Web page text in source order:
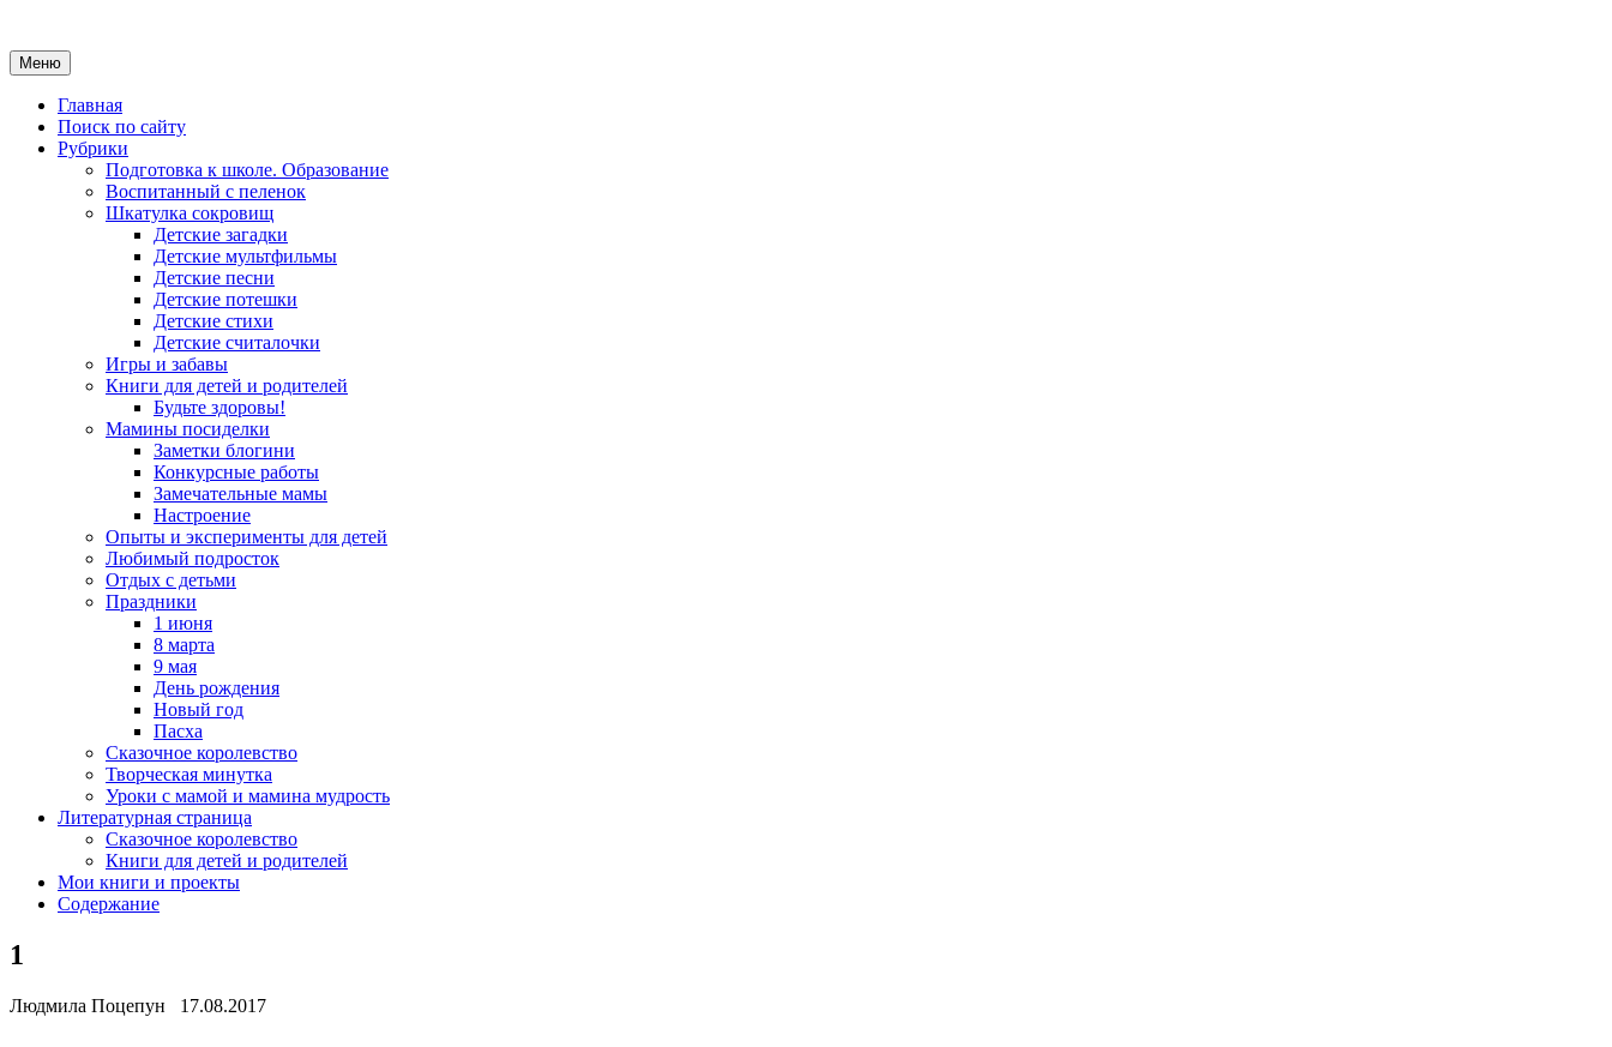
Меню
Главная
Поиск по сайту
Рубрики
Подготовка к школе. Образование
Воспитанный с пеленок
Шкатулка сокровищ
Детские загадки
Детские мультфильмы
Детские песни
Детские потешки
Детские стихи
Детские считалочки
Игры и забавы
Книги для детей и родителей
Будьте здоровы!
Мамины посиделки
Заметки блогини
Конкурсные работы
Замечательные мамы
Настроение
Опыты и эксперименты для детей
Любимый подросток
Отдых с детьми
Праздники
1 июня
8 марта
9 мая
День рождения
Новый год
Пасха
Сказочное королевство
Творческая минутка
Уроки с мамой и мамина мудрость
Литературная страница
Сказочное королевство
Книги для детей и родителей
Мои книги и проекты
Содержание
1
Людмила Поцепун 17.08.2017